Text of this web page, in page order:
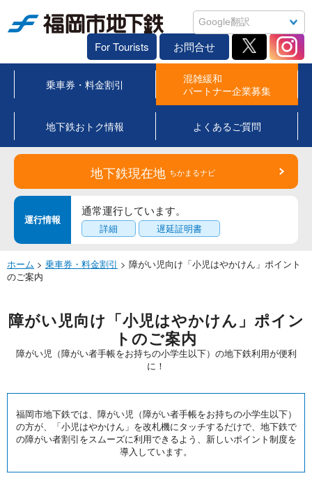
For Tourists お問合せ
乗車券・料金割引
混雑緩和
パートナー企業募集
地下鉄おトク情報 よくあるご質問
地下鉄現在地 ちかまるナビ
運行情報
通常運行しています。
詳細 遅延証明書
ホーム > 乗車券・料金割引 > 障がい児向け「小児はやかけん」ポイント
のご案内
障がい児向け「小児はやかけん」ポイン
トのご案内
障がい児（障がい者手帳をお持ちの小学生以下）の地下鉄利用が便利
に！
福岡市地下鉄では、障がい児（障がい者手帳をお持ちの小学生以下）
の方が、「小児はやかけん」を改札機にタッチするだけで、 地下鉄で
の障がい者割引をスムーズに利用できるよう、新しいポイント制度を
導入しています。